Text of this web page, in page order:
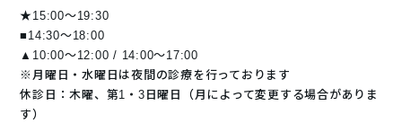
★15:00～19:30
■14:30〜18:00
▲10:00～12:00 / 14:00～17:00
※月曜日・水曜日は夜間の診療を行っております
休診日：木曜、第1・3日曜日（月によって変更する場合がありま
す）